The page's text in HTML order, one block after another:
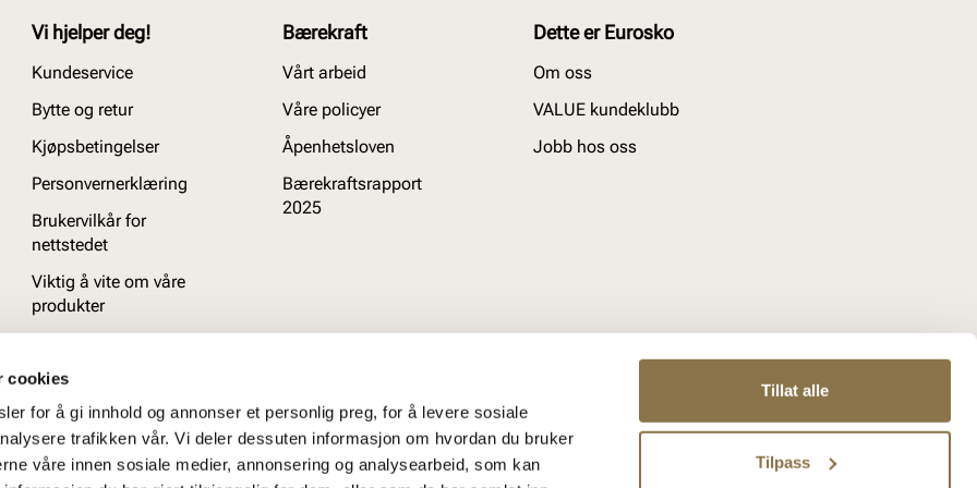
cookies
for å gi innhold og annonser et personlig preg, for å levere sosiale
trafikken vår. Vi deler dessuten informasjon om hvordan du bruker
våre innen sosiale medier, annonsering og analysearbeid, som kan
Tillat alle
Tilpass
Vi hjelper deg!
Kundeservice
Bytte og retur
Kjøpsbetingelser
Personvernerklæring
Brukervilkår for
nettstedet
Viktig å vite om våre
produkter
Bærekraft
Vårt arbeid
Våre policyer
Åpenhetsloven
Bærekraftsrapport
2025
Dette er Eurosko
Om oss
VALUE kundeklubb
Jobb hos oss